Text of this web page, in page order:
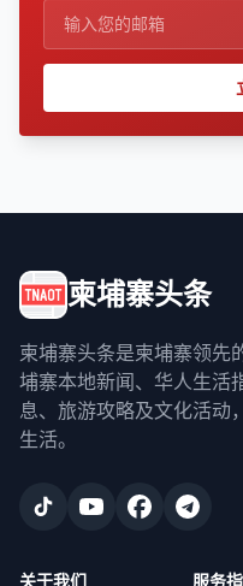
柬埔寨头条
柬埔寨头条是柬埔寨领先
埔寨本地新闻、华人生活
息、旅游攻略及文化活动
生活。
关于我们 服务